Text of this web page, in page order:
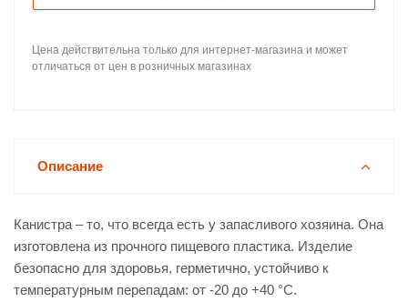
Цена действительна только для интернет-магазина и может
отличаться от цен в розничных магазинах
Описание
Канистра – то, что всегда есть у запасливого хозяина. Она
изготовлена из прочного пищевого пластика. Изделие
безопасно для здоровья, герметично, устойчиво к
температурным перепадам: от -20 до +40 °С.